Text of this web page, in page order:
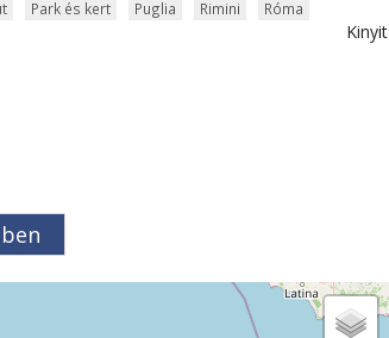
Park és kert Puglia Rimini Róma
Kinyit